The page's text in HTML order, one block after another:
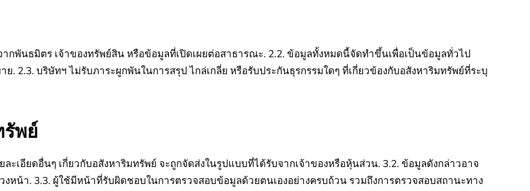
กพันธมิตร เจ้าของทรัพย์สิน หรือข้อมูลที่เปิดเผยต่อสาธารณะ. 2.2. ข้อมูลทั้งหมดนี้จัดทำขึ้นเพื่อเป็นข้อมูลทั่วไป
ย. 2.3. บริษัทฯ ไม่รับภาระผูกพันในการสรุป ไกล่เกลี่ย หรือรับประกันธุรกรรมใดๆ ที่เกี่ยวข้องกับอสังหาริมทรัพย์ที่ระบุ
พย์
ะเอียดอื่นๆ เกี่ยวกับอสังหาริมทรัพย์ จะถูกจัดส่งในรูปแบบที่ได้รับจากเจ้าของหรือหุ้นส่วน. 3.2. ข้อมูลดังกล่าวอาจ
งหน้า. 3.3. ผู้ใช้มีหน้าที่รับผิดชอบในการตรวจสอบข้อมูลด้วยตนเองอย่างครบถ้วน รวมถึงการตรวจสอบสถานะทาง